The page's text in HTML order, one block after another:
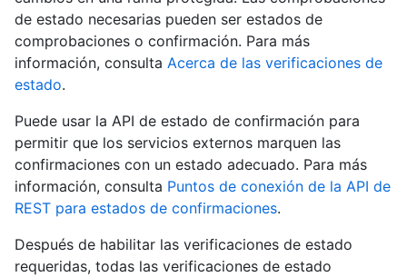
de estado necesarias pueden ser estados de
comprobaciones o confirmación. Para más
información, consulta Acerca de las verificaciones de
estado.
Puede usar la API de estado de confirmación para
permitir que los servicios externos marquen las
confirmaciones con un estado adecuado. Para más
información, consulta Puntos de conexión de la API de
REST para estados de confirmaciones.
Después de habilitar las verificaciones de estado
requeridas, todas las verificaciones de estado